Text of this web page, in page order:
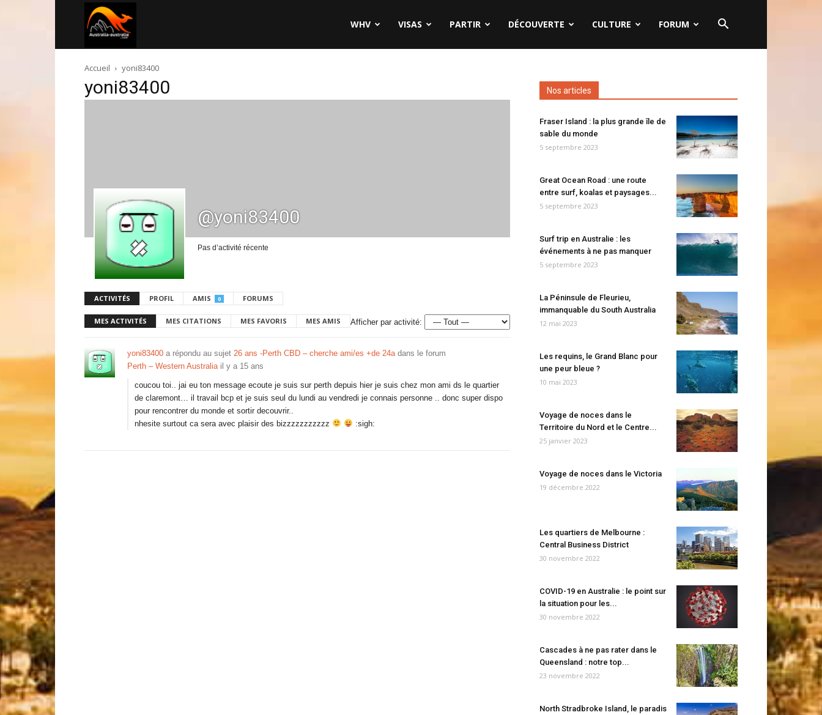
australie.com
WHV VISAS PARTIR DÉCOUVERTE CULTURE FORUM
Accueil yoni83400
yoni83400
@yoni83400
Pas d’activité récente
ACTIVITÉS PROFIL AMIS 0 FORUMS
MES ACTIVITÉS MES CITATIONS MES FAVORIS MES AMIS Afficher par activité:
yoni83400 a répondu au sujet 26 ans -Perth CBD – cherche ami/es +de 24adans le forum
Perth – Western Australia il y a 15 ans
coucou toi.. jai eu ton message ecoute je suis sur perth depuis hier je suis chez mon ami ds le quartier
de claremont… il travail bcp et je suis seul du lundi au vendredi je connais personne .. donc super dispo
pour rencontrer du monde et sortir decouvrir..
nhesite surtout ca sera avec plaisir des bizzzzzzzzzzz
:sigh:
Nos articles
Fraser Island : la plus grande île de
sable du monde
5 septembre 2023
Great Ocean Road : une route
entre surf, koalas et paysages...
5 septembre 2023
Surf trip en Australie : les
événements à ne pas manquer
5 septembre 2023
La Péninsule de Fleurieu,
immanquable du South Australia
12 mai 2023
Les requins, le Grand Blanc pour
une peur bleue ?
10 mai 2023
Voyage de noces dans le
Territoire du Nord et le Centre...
25 janvier 2023
Voyage de noces dans le Victoria
19 décembre 2022
Les quartiers de Melbourne :
Central Business District
30 novembre 2022
COVID-19 en Australie : le point sur
la situation pour les...
30 novembre 2022
Cascades à ne pas rater dans le
Queensland : notre top...
23 novembre 2022
North Stradbroke Island, le paradis